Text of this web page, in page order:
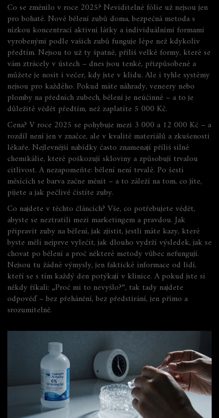
Co se změnilo v roce 2025? Neviditelné fólie už nejsou jen
pro bohaté. Nové bělení zubů doma, bezpečná metoda s
nízkou koncentrací aktivní látky a individuálními formami
vyrobenými podle vašich zubů funguje lépe než kdykoliv
předtím. Nejsou to už ty špatné, příliš velké formy, které se
vám ztrácely v ústech – dnes jsou tenké, přizpůsobené a
můžete je nosit i večer, kdy jste v klidu. Ale i tyhle systémy
nejsou pro každého. Pokud máte náhrady, veneery nebo
plomby na předních zubech, bělení je neúčinné – a to je
důležité vědět předtím, než zaplatíte 5 000 Kč.
Cena? V roce 2025 se pohybuje mezi 3 000 a 12 000 Kč – a
rozdíl není jen v značce, ale v kvalitě materiálů a zkušenosti
lékaře. Nejlevnější nabídky často znamenají příliš silné
chemikálie, které poškozují skloviny a způsobují trvalou
citlivost. A nezapomeňte: bělení není trvalé. Po šesti
měsících se barva začne měnit – a to záleží na tom, co jíte,
pijete a jak pečlivě čistíte zuby.
Co najdete v těchto článcích? Vše, co potřebujete vědět,
abyste se neztratili mezi marketingem a pravdou. Jak
připravit zuby na bělení, jak zjistit, jestli máte kazy, které
byste měli nejprve vylečit, jak dlouho vydrží výsledek, jak se
chovat po bělení a proč některé metody vůbec nefungují.
Nejsou tu žádné výmysly, jen faktické informace od lidí,
kteří se s tím každý den potýkají v klinice. A pokud jste si
někdy říkali: „Proč mi to nevyšlo?“, tak tady najdete
odpověď – bez přehánění, bez předstírání, jen přímo a
srozumitelně.